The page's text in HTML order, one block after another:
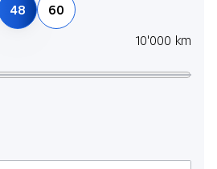
48
60
10'000 km